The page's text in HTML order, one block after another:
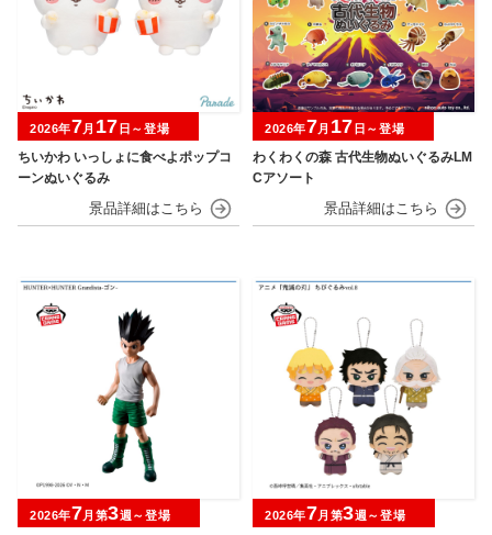
ちいかわ いっしょに食べよポップコ
ーンぬいぐるみ
2026年7月 17 日～登場
わくわくの森 古代生物ぬいぐるみLM
Cアソート
2026年7月 17 日～登場
2026年7月第3週～登場 2026年7月第3週～登場